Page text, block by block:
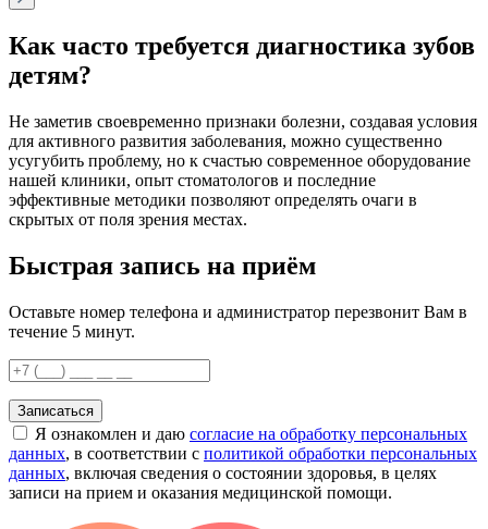
Как часто требуется диагностика зубов
детям?
Не заметив своевременно признаки болезни, создавая условия
для активного развития заболевания, можно существенно
усугубить проблему, но к счастью современное оборудование
нашей клиники, опыт стоматологов и последние
эффективные методики позволяют определять очаги в
скрытых от поля зрения местах.
Быстрая запись на приём
Оставьте номер телефона и администратор перезвонит Вам в
течение 5 минут.
Записаться
Я ознакомлен и даю согласие на обработку персональных
данных, в соответствии с политикой обработки персональных
данных, включая сведения о состоянии здоровья, в целях
записи на прием и оказания медицинской помощи.